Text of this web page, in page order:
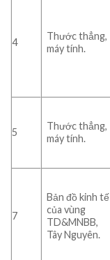
4
Thước thẳng,
máy tính.
5
Thước thẳng,
máy tính.
7
Bản đồ kinh tế
của vùng
TD&MNBB,
Tây Nguyên.